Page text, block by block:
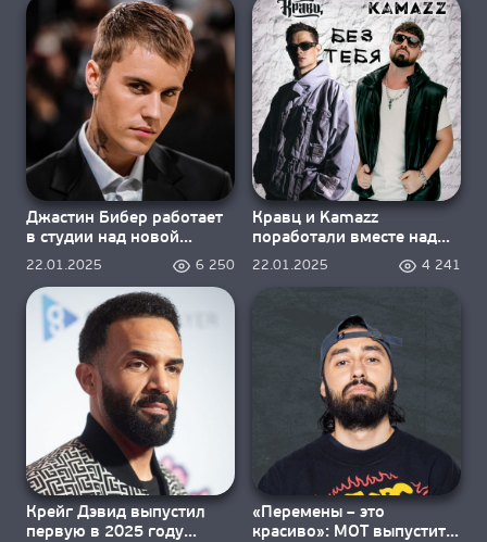
Джастин Бибер работает
в студии над новой
музыкой
22.01.2025 6 250
Кравц и Kamazz
поработали вместе над
треком «Без тебя»
22.01.2025 4 241
Крейг Дэвид выпустил
первую в 2025 году
«Перемены – это
красиво»: МОТ выпустит